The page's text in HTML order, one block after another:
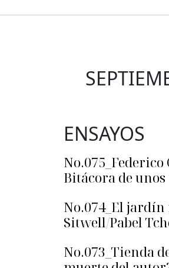
ENSAYOS
Bitácora de unos
No.074_El
Sitwell/Pabel
No.073_Tienda